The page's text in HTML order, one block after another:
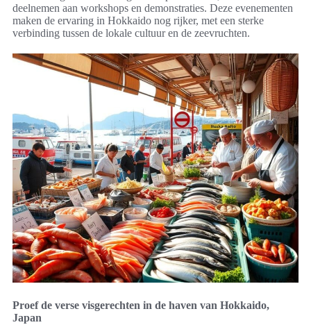
deelnemen aan workshops en demonstraties. Deze evenementen
maken de ervaring in Hokkaido nog rijker, met een sterke
verbinding tussen de lokale cultuur en de zeevruchten.
Proef de verse visgerechten in de haven van Hokkaido,
Japan